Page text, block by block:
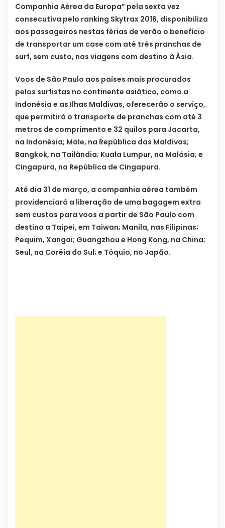
Companhia Aérea da Europa” pela sexta vez
consecutiva pelo ranking Skytrax 2016, disponibiliza
aos passageiros nestas férias de verão o benefício
de transportar um case com até três pranchas de
surf, sem custo, nas viagens com destino à Àsia.
Voos de São Paulo aos países mais procurados
pelos surfistas no continente asiático, como a
Indonésia e as Ilhas Maldivas, oferecerão o serviço,
que permitirá o transporte de pranchas com até 3
metros de comprimento e 32 quilos para Jacarta,
na Indonésia; Male, na República das Maldivas;
Bangkok, na Tailândia; Kuala Lumpur, na Malásia; e
Cingapura, na República de Cingapura.
Até dia 31 de março, a companhia aérea também
providenciará a liberação de uma bagagem extra
sem custos para voos a partir de São Paulo com
destino a Taipei, em Taiwan; Manila, nas Filipinas;
Pequim, Xangai; Guangzhou e Hong Kong, na China;
Seul, na Coréia do Sul; e Tóquio, no Japão.